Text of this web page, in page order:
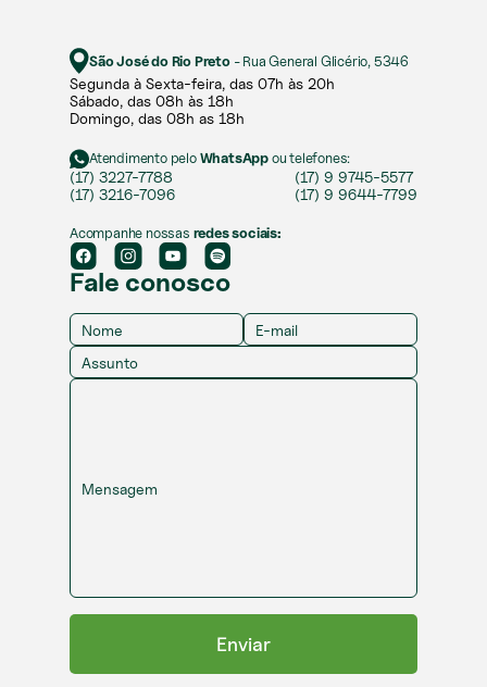
São José do Rio Preto- Rua General Glicério, 5346
Segunda à Sexta-feira, das 07h às 20h​​
Sábado, das 08h às 18h ​
Domingo, das 08h as 18h
Atendimento peloWhatsAppou telefones:
(17) 3227-7788
(17) 3216-7096
(17) 9 9745-5577
(17) 9 9644-7799
Acompanhe nossas redes sociais:
Fale conosco